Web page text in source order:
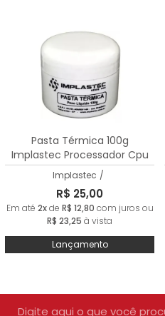
MENOR PREÇO
MAIOR PREÇO
Pasta Térmica 100g
Implastec Processador Cpu
Cor Branco
Implastec /
R$ 25,00
Em até 2xde R$ 12,80 com juros ou
R$ 23,25 à vista
Lançamento